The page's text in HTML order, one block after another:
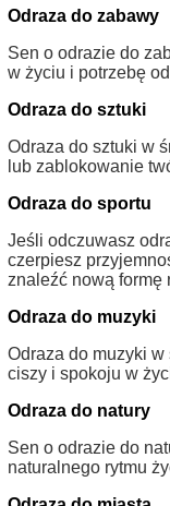
Odraza do zabawy
Sen o odrazie do
w życiu i potrzebę
Odraza do sztuki
Odraza do sztuki w
lub zablokowanie
Odraza do sportu
Jeśli odczuwasz
czerpiesz
znaleźć nową formę
Odraza do muzyki
Odraza do muzyki
ciszy i spokoju w
Odraza do natury
Sen o odrazie do
naturalnego rytmu